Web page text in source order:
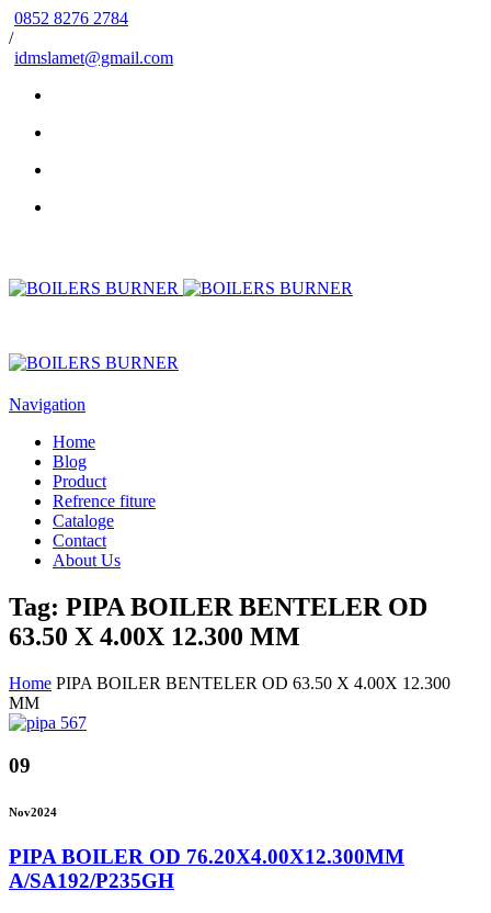
0852 8276 2784
/
idmslamet@gmail.com
Navigation
Home
Blog
Product
Refrence fiture
Cataloge
Contact
About Us
Tag: PIPA BOILER BENTELER OD
63.50 X 4.00X 12.300 MM
Home PIPA BOILER BENTELER OD 63.50 X 4.00X 12.300
MM
09
Nov2024
PIPA BOILER OD 76.20X4.00X12.300MM
A/SA192/P235GH